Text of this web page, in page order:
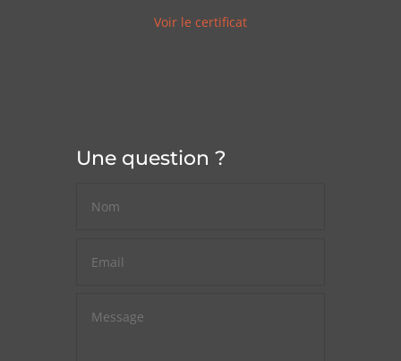
Voir le certificat
Une question ?